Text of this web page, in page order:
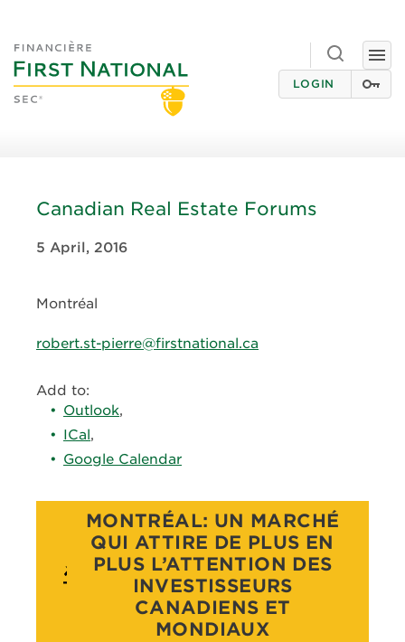
Toggle
search
LOGIN
Canadian Real Estate Forums
5 April, 2016
Montréal
robert.st-pierre@firstnational.ca
Add to:
Outlook,
ICal ,
Google Calendar
MONTRÉAL: UN MARCHÉ
QUI ATTIRE DE PLUS EN
PLUS L’ATTENTION DES
INVESTISSEURS
CANADIENS ET
MONDIAUX